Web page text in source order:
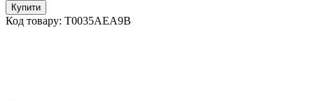
Купити
Код товару: T0035AEA9B